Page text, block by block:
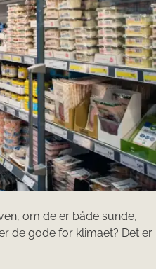
om de er både sunde,
de gode for klimaet? Det er